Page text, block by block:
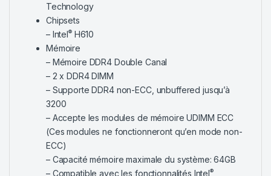
Technology
Chipsets
– Intel®H610
Mémoire
– Mémoire DDR4 Double Canal
– 2 x DDR4 DIMM
– Supporte DDR4 non-ECC, unbuffered jusqu’à
3200
– Accepte les modules de mémoire UDIMM ECC
(Ces modules ne fonctionneront qu’en mode non-
ECC)
– Capacité mémoire maximale du système: 64GB
– Compatible avec les fonctionnalités Intel®